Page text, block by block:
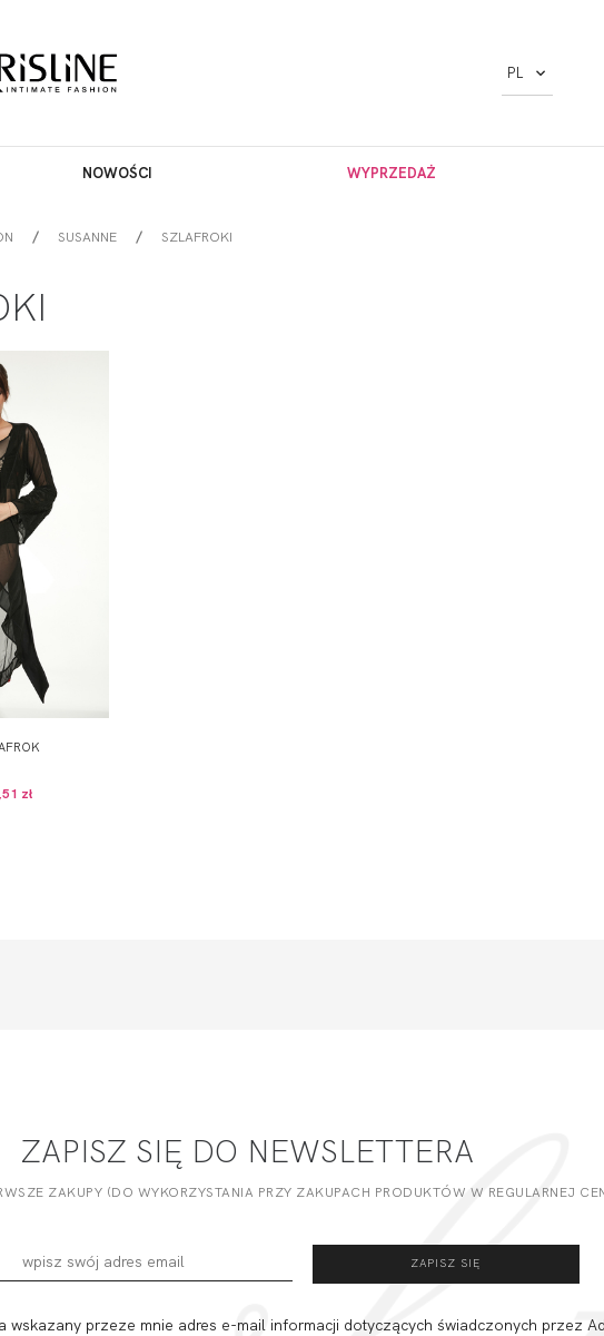
PL
NOWOŚCI WYPRZEDAŻ
SUSANNE SZLAFROKI
zł
ZAPISZ SIĘ DO NEWSLETTERA
ZAKUPY (DO WYKORZYSTANIA PRZY ZAKUPACH PRODUKTÓW W REGULARNEJ
przeze mnie adres e-mail informacji dotyczących świadczonych przez